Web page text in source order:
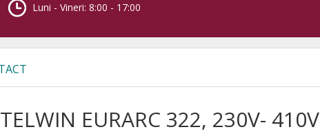
Luni - Vineri: 8:00 - 17:00
EURARC 322, 230V- 410V